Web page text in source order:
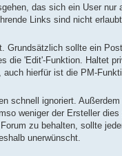
das sich ein User nur
Links sind nicht
Grundsätzlich sollte ein
die 'Edit'-Funktion. Haltet
hierfür ist die PM-
schnell ignoriert.
weniger der Ersteller
zu behalten, sollte
unerwünscht.